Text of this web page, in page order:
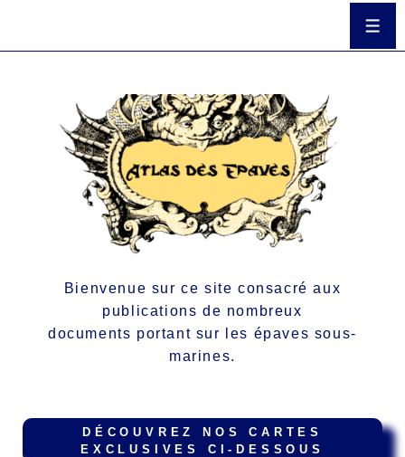
Bienvenue sur ce site consacré aux
publications de nombreux
documents portant sur les épaves sous-
marines.
DÉCOUVREZ NOS CARTES
EXCLUSIVES CI-DESSOUS